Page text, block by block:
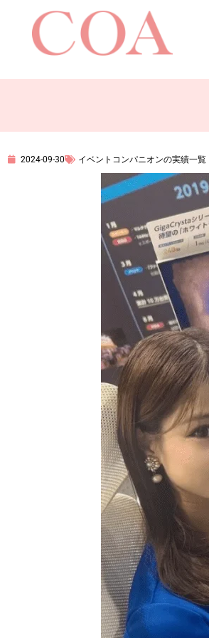
2024-09-30 イベントコンパニオンの実績一覧